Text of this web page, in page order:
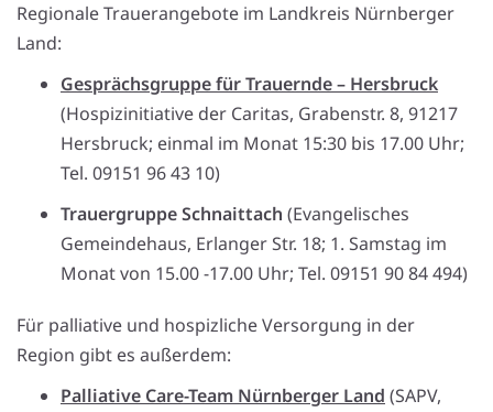
Regionale Trauerangebote im Landkreis Nürnberger
Land:
Gesprächsgruppe für Trauernde – Hersbruck
(Hospizinitiative der Caritas, Grabenstr. 8, 91217
Hersbruck; einmal im Monat 15:30 bis 17.00 Uhr;
Tel. 09151 96 43 10)
Trauergruppe Schnaittach (Evangelisches
Gemeindehaus, Erlanger Str. 18; 1. Samstag im
Monat von 15.00 -17.00 Uhr; Tel. 09151 90 84 494)
Für palliative und hospizliche Versorgung in der
Region gibt es außerdem:
Palliative Care-Team Nürnberger Land (SAPV,